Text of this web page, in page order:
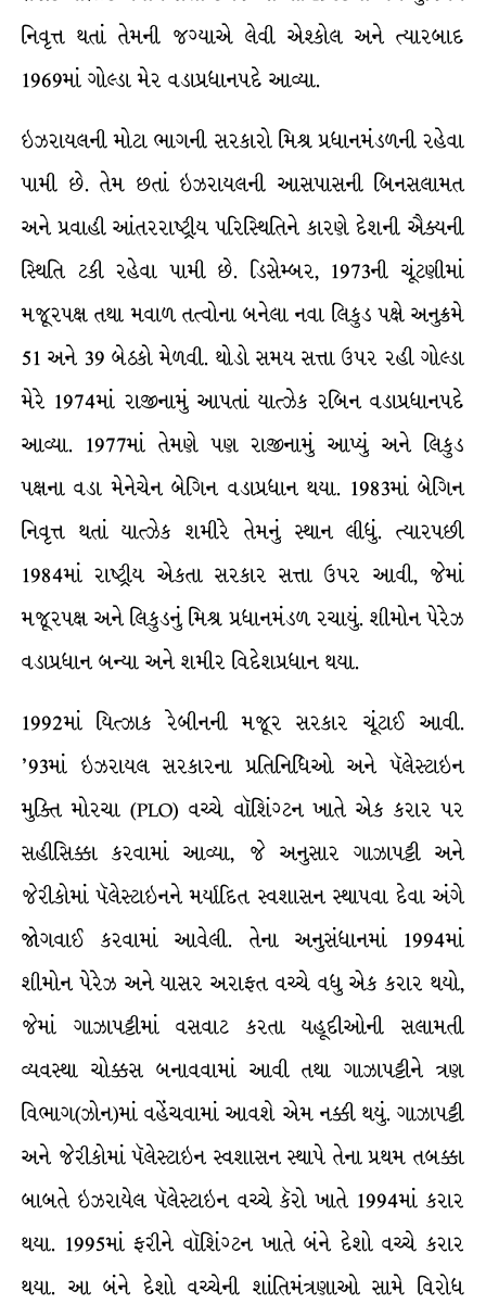
નિવૃત્ત થતાં તેમની જગ્યાએ લેવી એશ્કોલ અને ત્યારબાદ
1969માં ગોલ્ડા મેર વડાપ્રધાનપદે આવ્યા.
ઇઝરાયલની મોટા ભાગની સરકારો મિશ્ર પ્રધાનમંડળની રહેવા
પામી છે. તેમ છતાં ઇઝરાયલની આસપાસની બિનસલામત
અને પ્રવાહી આંતરરાષ્ટ્રીય પરિસ્થિતિને કારણે દેશની ઐક્યની
સ્થિતિ ટકી રહેવા પામી છે. ડિસેમ્બર, 1973ની ચૂંટણીમાં
મજૂરપક્ષ તથા મવાળ તત્વોના બનેલા નવા લિકુડ પક્ષે અનુક્રમે
51 અને 39 બેઠકો મેળવી. થોડો સમય સત્તા ઉપર રહી ગોલ્ડા
મેરે 1974માં રાજીનામું આપતાં યાત્ઝેક રબિન વડાપ્રધાનપદે
આવ્યા. 1977માં તેમણે પણ રાજીનામું આપ્યું અને લિકુડ
પક્ષના વડા મેનેચેન બેગિન વડાપ્રધાન થયા. 1983માં બેગિન
નિવૃત્ત થતાં યાત્ઝેક શમીરે તેમનું સ્થાન લીધું. ત્યારપછી
1984માં રાષ્ટ્રીય એકતા સરકાર સત્તા ઉપર આવી, જેમાં
મજૂરપક્ષ અને લિકુડનું મિશ્ર પ્રધાનમંડળ રચાયું. શીમોન પેરેઝ
વડાપ્રધાન બન્યા અને શમીર વિદેશપ્રધાન થયા.
1992માં યિત્ઝાક રેબીનની મજૂર સરકાર ચૂંટાઈ આવી.
’93માં ઇઝરાયલ સરકારના પ્રતિનિધિઓ અને પૅલેસ્ટાઇન
મુક્તિ મોરચા (PLO) વચ્ચે વૉશિંગ્ટન ખાતે એક કરાર પર
સહીસિક્કા કરવામાં આવ્યા, જે અનુસાર ગાઝાપટ્ટી અને
જેરીકોમાં પૅલેસ્ટાઇનને મર્યાદિત સ્વશાસન સ્થાપવા દેવા અંગે
જોગવાઈ કરવામાં આવેલી. તેના અનુસંધાનમાં 1994માં
શીમોન પેરેઝ અને યાસર અરાફત વચ્ચે વધુ એક કરાર થયો,
જેમાં ગાઝાપટ્ટીમાં વસવાટ કરતા યહૂદીઓની સલામતી
વ્યવસ્થા ચોક્કસ બનાવવામાં આવી તથા ગાઝાપટ્ટીને ત્રણ
વિભાગ(ઝોન)માં વહેંચવામાં આવશે એમ નક્કી થયું. ગાઝાપટ્ટી
અને જેરીકોમાં પૅલેસ્ટાઇન સ્વશાસન સ્થાપે તેના પ્રથમ તબક્કા
બાબતે ઇઝરાયેલ પૅલેસ્ટાઇન વચ્ચે કૅરો ખાતે 1994માં કરાર
થયા. 1995માં ફરીને વૉશિંગ્ટન ખાતે બંને દેશો વચ્ચે કરાર
થયા. આ બંને દેશો વચ્ચેની શાંતિમંત્રણાઓ સામે વિરોધ